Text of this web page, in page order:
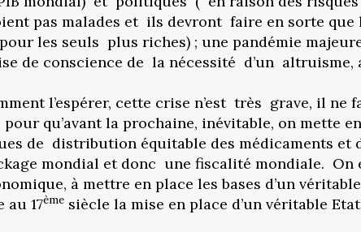
pas malades et ils devront faire en sorte que
les seuls plus riches) ; une pandémie
de conscience de la nécessité d’un altruisme,
l’espérer, cette crise n’est très grave, il ne
qu’avant la prochaine, inévitable, on mette
de distribution équitable des médicaments
mondial et donc une fiscalité mondiale.
à mettre en place les bases d’un
au 17ème siècle la mise en place d’un véritable